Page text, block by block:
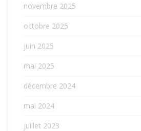
novembre 2025
octobre 2025
juin 2025
mai 2025
décembre 2024
mai 2024
juillet 2023